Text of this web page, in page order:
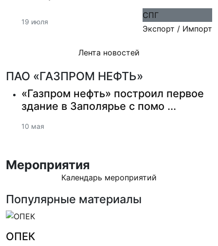
19 июля
СПГ
Экспорт / Импорт
Лента новостей
ПАО «ГАЗПРОМ НЕФТЬ»
«Газпром нефть» построил первое
здание в Заполярье с помо ...
10 мая
Мероприятия
Календарь мероприятий
Популярные материалы
ОПЕК